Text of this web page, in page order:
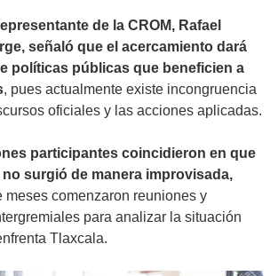
de la CROM, Rafael
señaló que el acercamiento dará
políticas públicas que beneficien a
, pues actualmente existe incongruencia
oficiales y las acciones aplicadas.
participantes coincidieron en que
surgió de manera improvisada,
meses comenzaron reuniones y
para analizar la situación
Tlaxcala.